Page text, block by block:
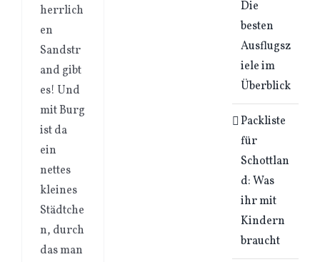
herrlich
en
Sandstr
and gibt
es! Und
mit Burg
ist da
ein
nettes
kleines
Städtche
n, durch
das man
Die
besten
Ausflugsz
iele im
Überblick
Packliste
für
Schottlan
d: Was
ihr mit
Kindern
braucht